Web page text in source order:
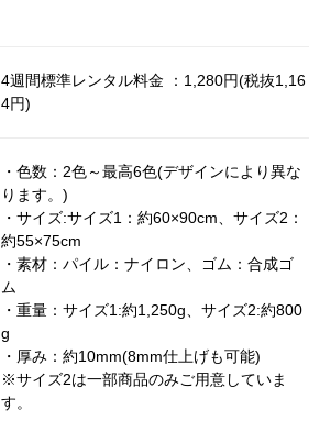
4週間標準レンタル料金 ：1,280円(税抜1,16
4円)
・色数：2色～最高6色(デザインにより異な
ります。)
・サイズ:サイズ1：約60×90cm、サイズ2：
約55×75cm
・素材：パイル：ナイロン、ゴム：合成ゴ
ム
・重量：サイズ1:約1,250g、サイズ2:約800
g
・厚み：約10mm(8mm仕上げも可能)
※サイズ2は一部商品のみご用意していま
す。